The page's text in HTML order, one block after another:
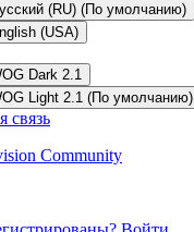
(RU) (По умолчанию)
(USA)
Dark 2.1
Light 2.1 (По умолчанию)
связь
Community